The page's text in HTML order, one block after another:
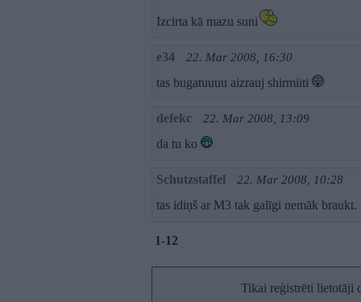
Izcirta kā mazu suni
e34 22. Mar 2008, 16:30
tas bugatuuuu aizrauj shirmiiti
defekc 22. Mar 2008, 13:09
da tu ko
Schutzstaffel 22. Mar 2008, 10:28
tas idiņš ar M3 tak galīgi nemāk braukt.
1-12
Tikai reģistrēti lietotāji